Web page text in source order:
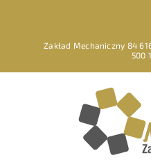
zawartościZakład Mechaniczny 84
500